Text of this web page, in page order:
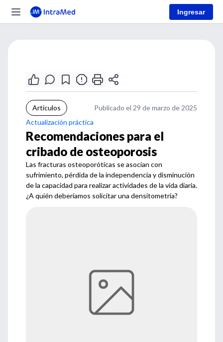
Ingresar
Artículos
Publicado el 29 de marzo de 2025
Actualización práctica
Recomendaciones para el
cribado de osteoporosis
Las fracturas osteoporóticas se asocian con
sufrimiento, pérdida de la independencia y disminución
de la capacidad para realizar actividades de la vida diaria.
¿A quién deberíamos solicitar una densitometría?